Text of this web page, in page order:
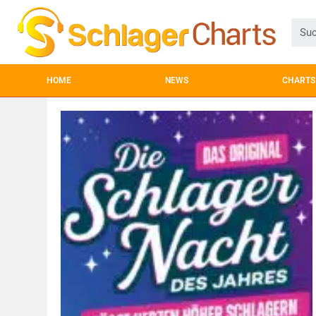
HOME NEWS CHARTS